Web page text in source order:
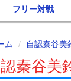
フリー対戦
ム 自認秦谷美
秦谷美